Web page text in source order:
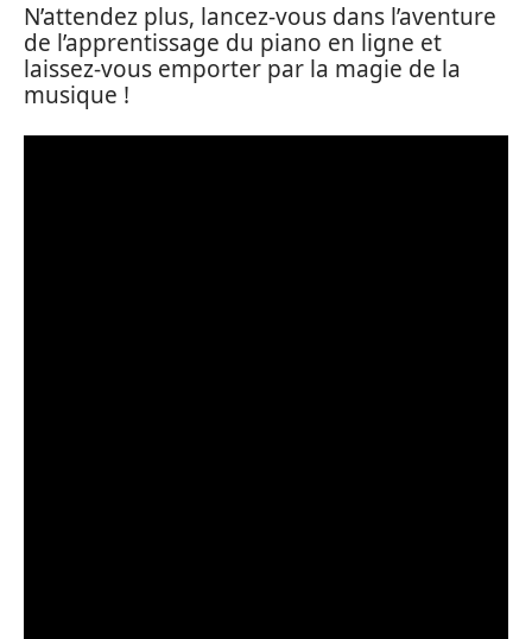
N’attendez plus, lancez-vous dans l’aventure
de l’apprentissage du piano en ligne et
laissez-vous emporter par la magie de la
musique !